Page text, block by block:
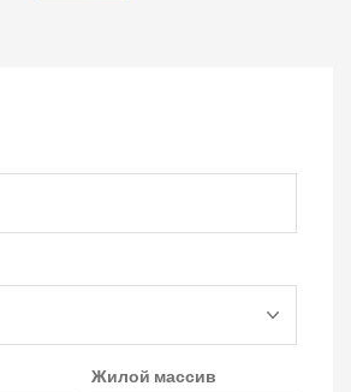
Жилой массив